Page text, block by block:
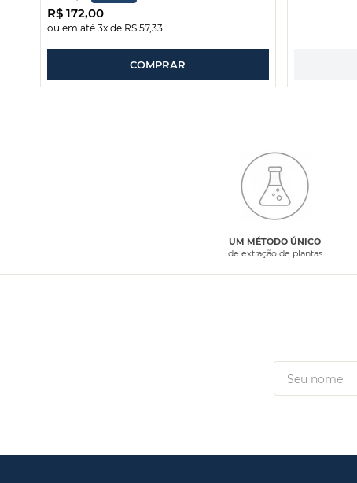
R$ 172,00
ou em até 3x de R$ 57,33
COMPRAR
UM MÉTODO ÚNICO
de extração de plantas